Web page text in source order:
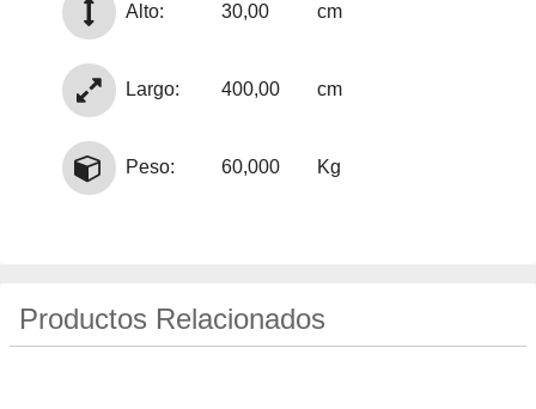
Alto: 30,00 cm
Largo: 400,00 cm
Peso: 60,000 Kg
Productos Relacionados